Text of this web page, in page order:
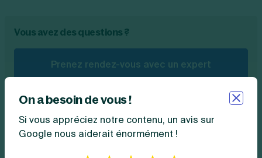
Vous avez des questions ?
Prenez rendez-vous avec un expert
Téléchargez notre guide gratuit sur la création
d'entreprise
Téléchargez
On a besoin de vous !
Si vous appréciez notre contenu, un avis sur
Google nous aiderait énormément !